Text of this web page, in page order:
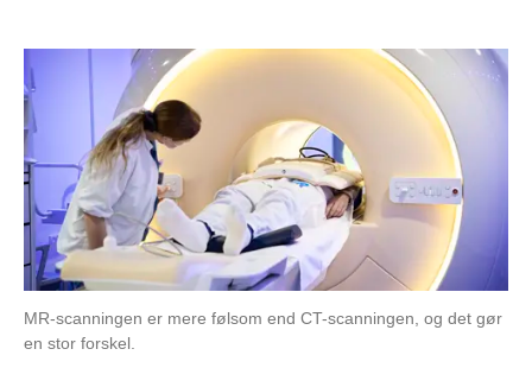
MR-scanningen er mere følsom end CT-scanningen, og det gør
en stor forskel.